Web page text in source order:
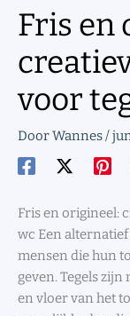
Fris en
voor
DoorWannes/
Fris en origineel:
wc Een
mensen die hun
geven. Tegels
en vloer van het